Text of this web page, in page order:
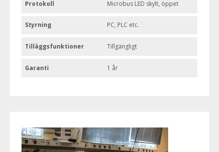
Protokoll Microbus LED skylt, öppet
Styrning PC, PLC etc.
Tilläggsfunktioner Tillgängligt
Garanti 1 år